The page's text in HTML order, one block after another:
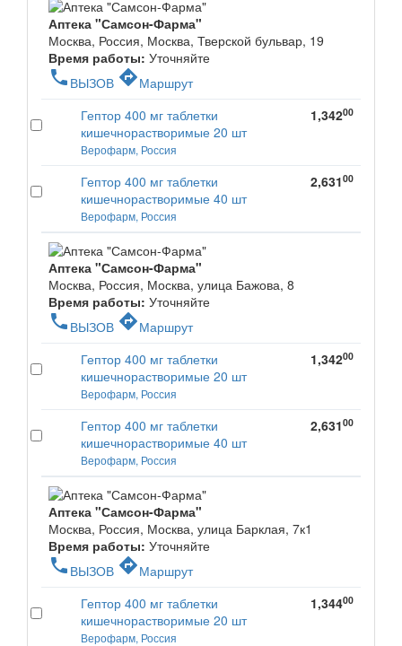
Аптека "Самсон-Фарма"
Москва, Россия, Москва, Тверской бульвар, 19
Время работы: Уточняйте
phone ВЫЗОВ directionsМаршрут
Гептор 400 мг таблетки
кишечнорастворимые 20 шт
Верофарм, Россия
1,34200
Гептор 400 мг таблетки
кишечнорастворимые 40 шт
Верофарм, Россия
2,63100
Аптека "Самсон-Фарма"
Москва, Россия, Москва, улица Бажова, 8
Время работы: Уточняйте
phone ВЫЗОВ directionsМаршрут
Гептор 400 мг таблетки
кишечнорастворимые 20 шт
Верофарм, Россия
1,34200
Гептор 400 мг таблетки
кишечнорастворимые 40 шт
Верофарм, Россия
2,63100
Аптека "Самсон-Фарма"
Москва, Россия, Москва, улица Барклая, 7к1
Время работы: Уточняйте
phone ВЫЗОВ directionsМаршрут
Гептор 400 мг таблетки
кишечнорастворимые 20 шт
Верофарм, Россия
1,34400